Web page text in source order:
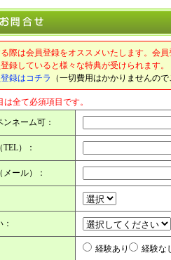
際は会員登録をオススメいたします。会
録していると様々な特典が受けられます。
録はコチラ
（一切費用はかかりませんので
全て必須項目です。
ンネーム可：
）：
ール）：
経験あり 経験な